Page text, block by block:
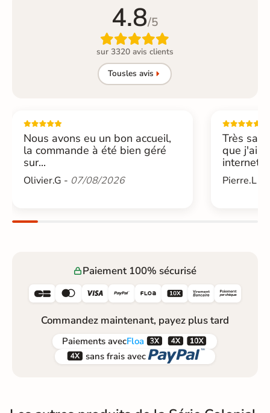
4.8/5

sur 3320 avis clients
Tousles avis
Nous avons eu un bon accueil,
la commande à été bien géré
sur...
Olivier.G - 07/08/2026
Très
que j'ai
internet....
Pierre.L -
Paiement 100% sécurisé
     
Commandez maintenant, payez plus tard
Paiements avecFloa  
 sans frais avec 